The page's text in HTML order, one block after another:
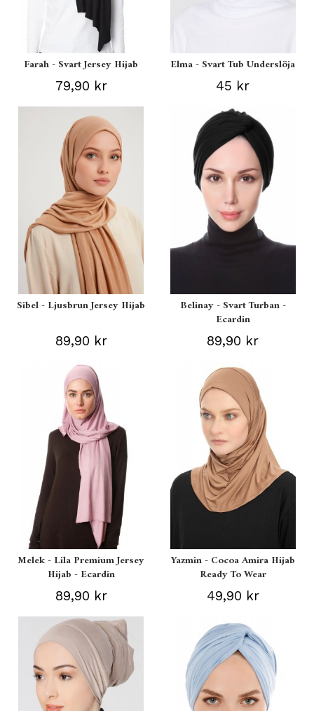
Farah - Svart Jersey Hijab
79,90 kr
Elma - Svart Tub Underslöja
45 kr
Sibel - Ljusbrun Jersey Hijab
89,90 kr
Belinay - Svart Turban -
Ecardin
89,90 kr
Melek - Lila Premium Jersey
Hijab - Ecardin
89,90 kr
Yazmin - Cocoa Amira Hijab
Ready To Wear
49,90 kr